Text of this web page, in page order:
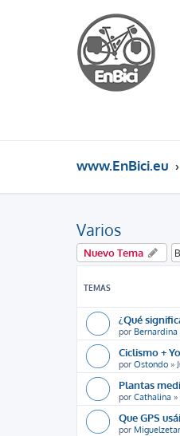
www.EnBici.eu
Varios
Nuevo Tema
TEMAS
¿Qué
por Bernardina
Ciclismo +
por Ostondo »
Plantas
por Cathalina »
Que GPS
por